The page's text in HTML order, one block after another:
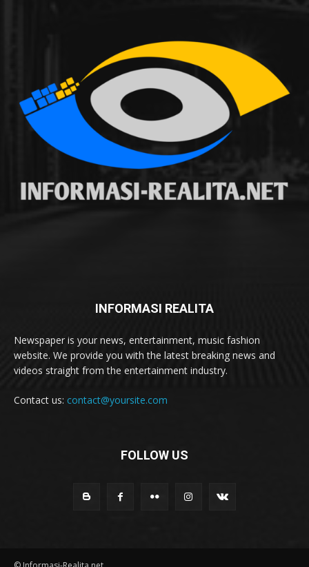
INFORMASI REALITA
Newspaper is your news, entertainment, music fashion
website. We provide you with the latest breaking news and
videos straight from the entertainment industry.
Contact us: contact@yoursite.com
FOLLOW US